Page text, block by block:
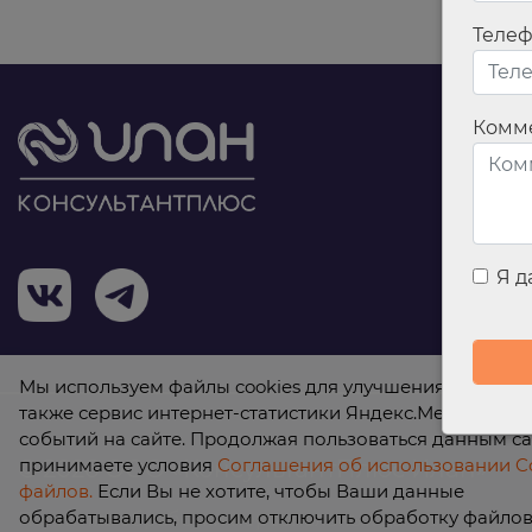
© 2026 ООО «КонсультантПлюс Илан»
Политика обработки персональных данных
Я
Мы используем файлы cookies для улучшения работы
также сервис интернет-статистики Яндекс.Метрика для
событий на сайте. Продолжая пользоваться данным
принимаете условия Соглашения об использовании
файлов. Если Вы не хотите, чтобы Ваши данные
обрабатывались, просим отключить обработку